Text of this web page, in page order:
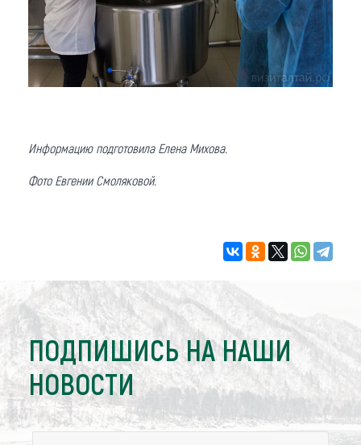
Информацию подготовила Елена Михова.
Фото Евгении Смоляковой.
ПОДПИШИСЬ НА НАШИ
НОВОСТИ